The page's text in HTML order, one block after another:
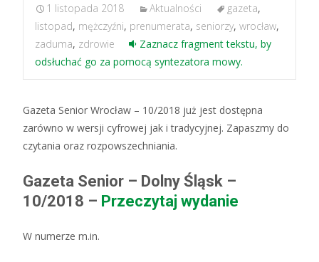
1 listopada 2018 Aktualności gazeta,
listopad, mężczyźni, prenumerata, seniorzy, wrocław,
zaduma, zdrowie
Zaznacz fragment tekstu, by
odsłuchać go za pomocą syntezatora mowy.
Gazeta Senior Wrocław – 10/2018 już jest dostępna
zarówno w wersji cyfrowej jak i tradycyjnej. Zapaszmy do
czytania oraz rozpowszechniania.
Gazeta Senior – Dolny Śląsk –
10/2018 – Przeczytaj wydanie
W numerze m.in.